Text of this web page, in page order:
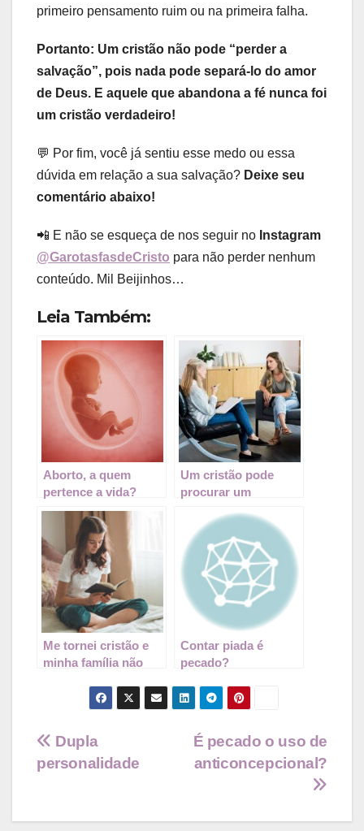
primeiro pensamento ruim ou na primeira falha.
Portanto: Um cristão não pode “perder a
salvação”, pois nada pode separá-lo do amor
de Deus. E aquele que abandona a fé nunca foi
um cristão verdadeiro!
💬 Por fim, você já sentiu esse medo ou essa
dúvida em relação a sua salvação? Deixe seu
comentário abaixo!
📲 E não se esqueça de nos seguir no Instagram
@GarotasfasdeCristo para não perder nenhum
conteúdo. Mil Beijinhos…
Leia Também:
Aborto, a quem
pertence a vida?
Um cristão pode
procurar um
terapia?
Me tornei cristão e
minha família não
Contar piada é
pecado?
Navegação
de
Post
É pecado o uso de
anticoncepcional?
Dupla
personalidade